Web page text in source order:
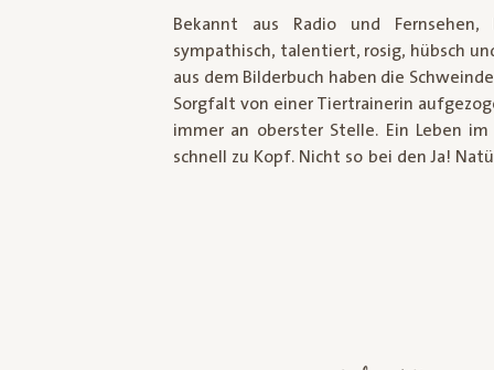
Bekannt aus Radio und
sympathisch, talentiert, rosig, hübsch
aus dem Bilderbuch haben die
Sorgfalt von einer Tiertrainerin
immer an oberster Stelle. Ein Leben
schnell zu Kopf. Nicht so bei den Ja!